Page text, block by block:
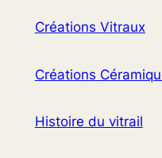
Créations Vitraux
Créations
Histoire du vitrail